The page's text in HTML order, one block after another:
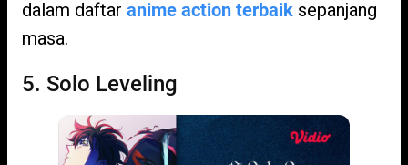
dalam daftar anime action terbaik sepanjang
masa.
5. Solo Leveling